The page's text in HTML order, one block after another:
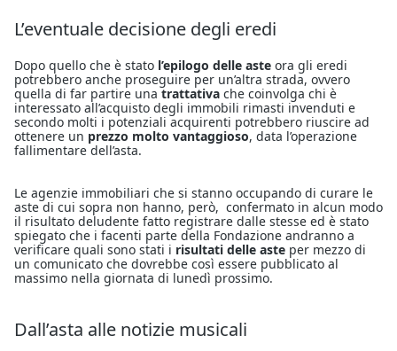
L’eventuale decisione degli eredi
Dopo quello che è stato l’epilogo delle aste ora gli eredi
potrebbero anche proseguire per un’altra strada, ovvero
quella di far partire una trattativa che coinvolga chi è
interessato all’acquisto degli immobili rimasti invenduti e
secondo molti i potenziali acquirenti potrebbero riuscire ad
ottenere un prezzo molto vantaggioso, data l’operazione
fallimentare dell’asta.
Le agenzie immobiliari che si stanno occupando di curare le
aste di cui sopra non hanno, però, confermato in alcun modo
il risultato deludente fatto registrare dalle stesse ed è stato
spiegato che i facenti parte della Fondazione andranno a
verificare quali sono stati i risultati delle aste per mezzo di
un comunicato che dovrebbe così essere pubblicato al
massimo nella giornata di lunedì prossimo.
Dall’asta alle notizie musicali